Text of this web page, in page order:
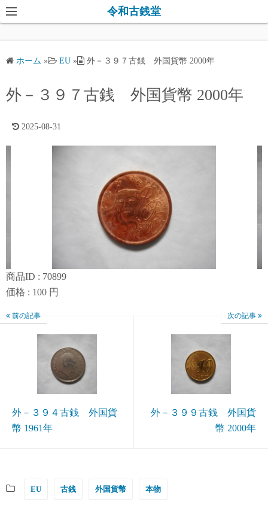
コ
ン
ス
プ
令和古銭堂
ホーム » EU » 外－３９７古銭 外国貨幣 2000年
外－３９７古銭 外国貨幣 2000年
2025-08-31
商品ID : 70899
価格 : 100 円
前の記事
外－３９４古銭 外国貨
幣 1961年
次の記事
外－３９９古銭 外国貨
幣 2000年
EU 古銭 外国貨幣 本物